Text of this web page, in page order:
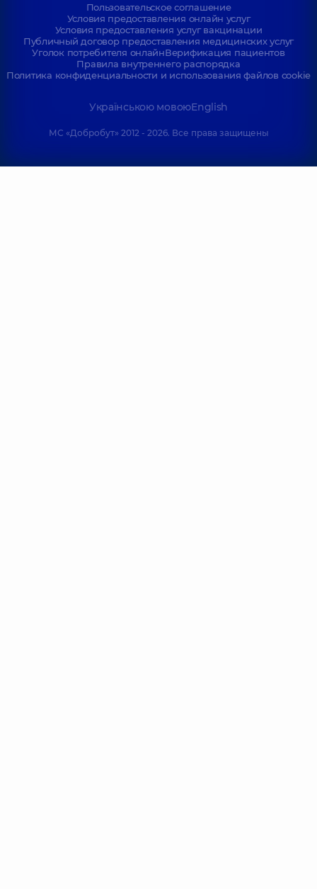
Пользовательское соглашение
Условия предоставления онлайн услуг
Условия предоставления услуг вакцинации
Публичный договор предоставления медицинских услуг
Уголок потребителя онлайнВерификация пациентов
Правила внутреннего распорядка
Политика конфиденциальности и использования файлов cookie
Українською мовоюEnglish
МС «Добробут» 2012 - 2026. Все права защищены